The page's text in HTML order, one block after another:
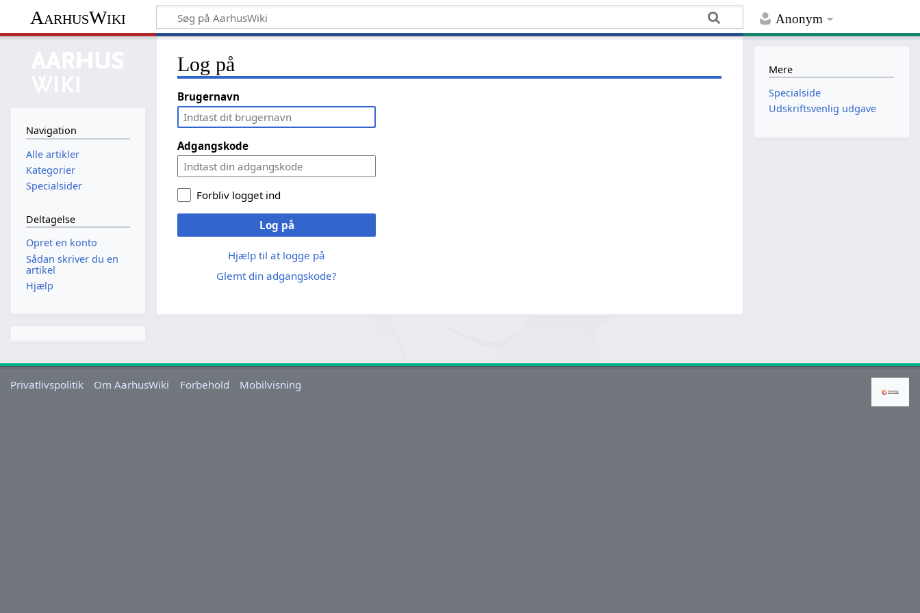
Anonym
AarhusWiki
Log på
Brugernavn
Adgangskode
Forbliv logget ind
Log på
Hjælp til at logge på
Glemt din adgangskode?
Navigation
Alle artikler
Kategorier
Specialsider
Deltagelse
Opret en konto
Sådan skriver du en
artikel
Hjælp
Mere
Specialside
Udskriftsvenlig udgave
Privatlivspolitik Om AarhusWiki Forbehold Mobilvisning